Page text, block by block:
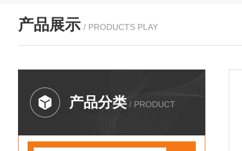
产品展示 / PRODUCTS PLAY
产品分类 / PRODUCT